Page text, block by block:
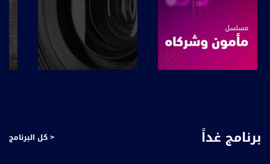
برنامج غداً < كل البرنامج